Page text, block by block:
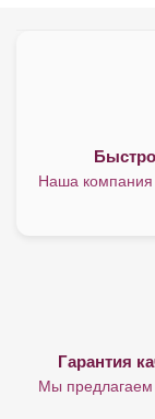
Наша компания
Гарантия
Мы предлагаем